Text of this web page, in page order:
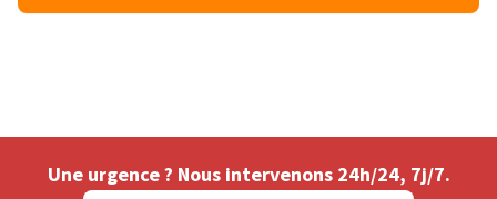
Une urgence ? Nous intervenons 24h/24, 7j/7.